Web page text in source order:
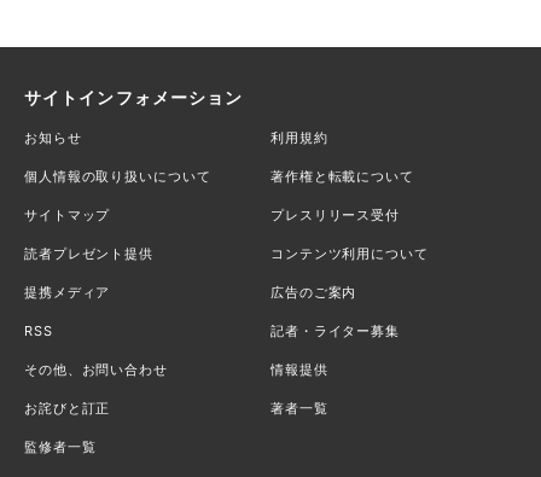
サイトインフォメーション
お知らせ 利用規約
個人情報の取り扱いについて 著作権と転載について
サイトマップ プレスリリース受付
読者プレゼント提供 コンテンツ利用について
提携メディア 広告のご案内
RSS 記者・ライター募集
その他、お問い合わせ 情報提供
お詫びと訂正 著者一覧
監修者一覧